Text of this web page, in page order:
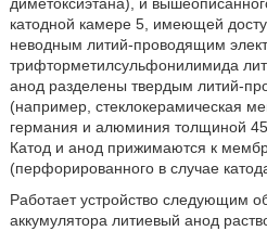
катодной камере 5, имеющей
неводным литий-проводящим
трифторметилсульфонилимида
анод разделены твердым литий-
(например, стеклокерамическая
германия и алюминия толщиной
Катод и анод прижимаются к
(перфорированного в случае
Работает устройство следующим
аккумулятора литиевый анод